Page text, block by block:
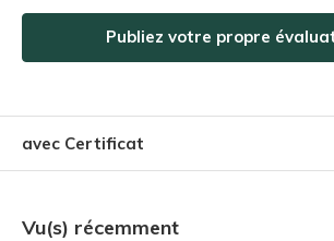
Publiez votre propre
avec Certificat
Vu(s) récemment